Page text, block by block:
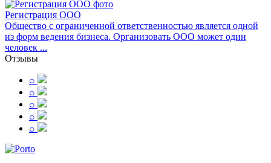
Регистрация ООО
Общество с ограниченной ответственностью является одной
из форм ведения бизнеса. Организовать ООО может один
человек ...
Отзывы
⌕
⌕
⌕
⌕
⌕